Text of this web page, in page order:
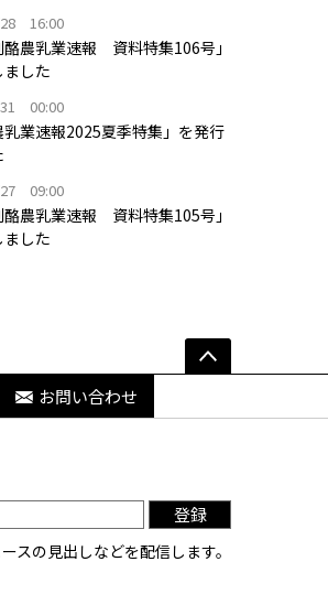
16:00
農乳業速報 資料特集106号」
した
00:00
業速報2025夏季特集」を発行
09:00
農乳業速報 資料特集105号」
した
お問い合わせ
登録
スの見出しなどを配信します。